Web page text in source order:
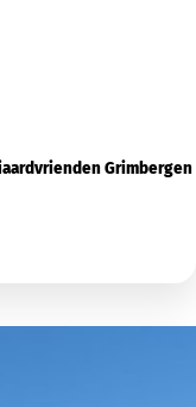
Grimbergen